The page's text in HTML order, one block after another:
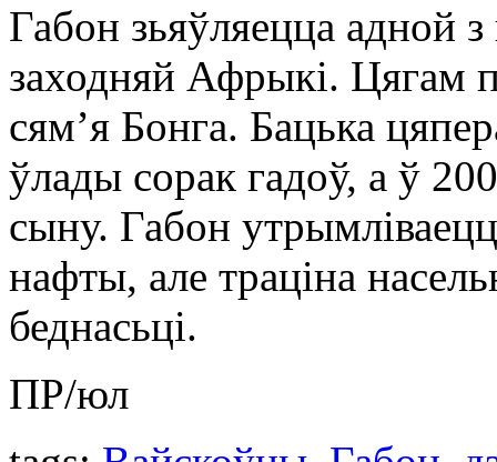
Габон зьяўляецца адной
заходняй Афрыкі. Цягам
сямʼя Бонга. Бацька
ўлады сорак гадоў, а ў
сыну. Габон
нафты, але траціна
беднасьці.
ПР/юл